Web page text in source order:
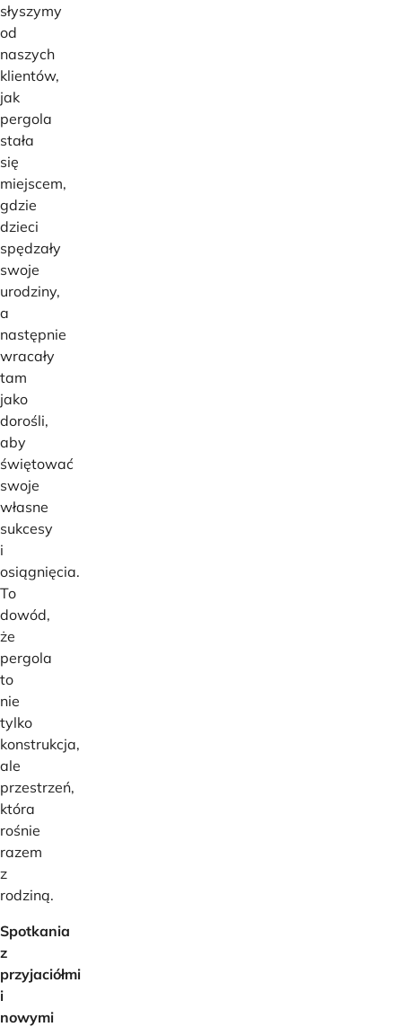
słyszymy
od
naszych
klientów,
jak
pergola
stała
się
miejscem,
gdzie
dzieci
spędzały
swoje
urodziny,
a
następnie
wracały
tam
jako
dorośli,
aby
świętować
swoje
własne
sukcesy
i
osiągnięcia.
To
dowód,
że
pergola
to
nie
tylko
konstrukcja,
ale
przestrzeń,
która
rośnie
razem
z
rodziną.
Spotkania
z
przyjaciółmi
i
nowymi